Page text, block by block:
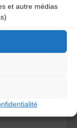
et autre médias
gardar